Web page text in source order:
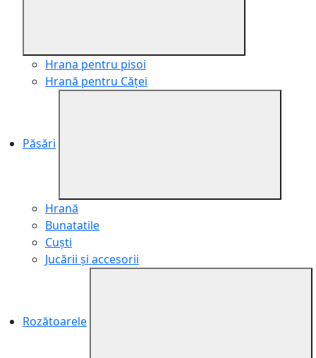
Hrana pentru pisoi
Hrană pentru Căței
Păsări
Hrană
Bunatatile
Cuști
Jucării și accesorii
Rozătoarele